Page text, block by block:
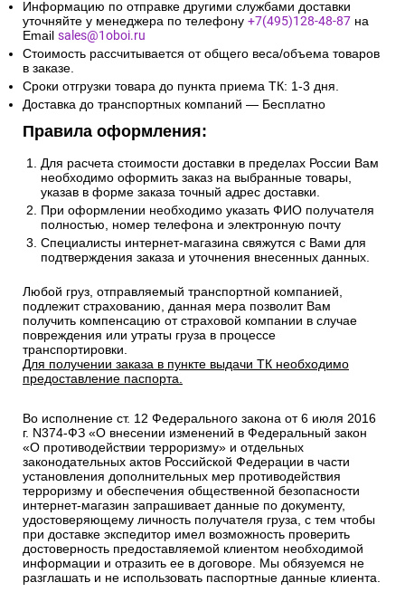
Сроки и стоимость доставки транспортной компанией
(СДЭК, Боксберри) рассчитывается автоматически на
странице оформления заказа.
Информацию по отправке другими службами доставки
уточняйте у менеджера по телефону
Email sales@1oboi.ru
Стоимость рассчитывается от общего веса/объема товаров
Сроки отгрузки товара до пункта приема ТК: 1-3 дня.
Правила оформления:
Для расчета стоимости доставки в пределах России Вам
необходимо оформить заказ на выбранные товары,
указав в форме заказа точный адрес доставки.
При оформлении необходимо указать ФИО получателя
Специалисты интернет-магазина свяжутся с Вами для
подтверждения заказа и уточнения внесенных данных.
Любой груз, отправляемый транспортной компанией,
подлежит страхованию, данная мера позволит Вам
получить компенсацию от страховой компании в случае
повреждения или утраты груза в процессе
Для получении заказа в пункте выдачи ТК необходимо
предоставление паспорта.
Во исполнение ст. 12 Федерального закона от 6 июля 2016
г. N374-ФЗ «О внесении изменений в Федеральный закон
«О противодействии терроризму» и отдельных
законодательных актов Российской Федерации в части
установления дополнительных мер противодействия
терроризму и обеспечения общественной безопасности
интернет-магазин запрашивает данные по документу,
удостоверяющему личность получателя груза, с тем чтобы
при доставке экспедитор имел возможность проверить